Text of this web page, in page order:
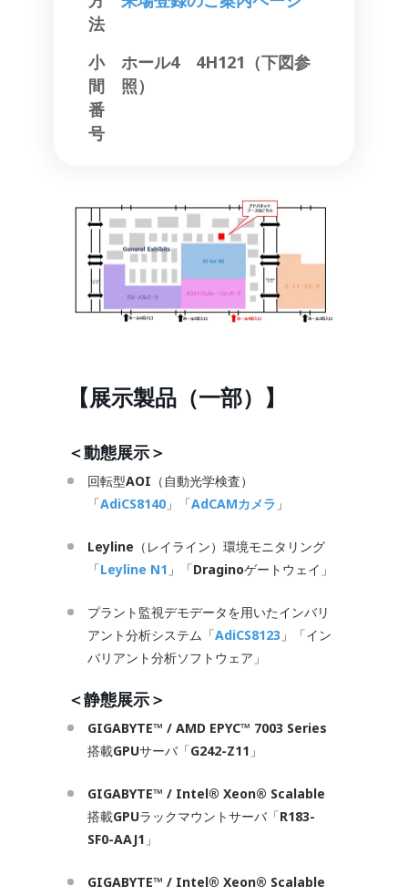
法
小
間
番
号
ホール4 4H121（下図参
照）
【展示製品（一部）】
＜動態展示＞
回転型AOI （自動光学検査）
「AdiCS8140 」「AdCAMカメラ 」
Leyline （レイライン）環境モニタリング
「Leyline N1 」「Draginoゲートウェイ」
プラント監視デモデータを用いたインバリ
アント分析システム「AdiCS8123 」「イン
バリアント分析ソフトウェア」
＜静態展示＞
GIGABYTE™ / AMD EPYC™ 7003 Series
搭載GPUサーバ「G242-Z11 」
GIGABYTE™ / Intel® Xeon® Scalable
搭載GPUラックマウントサーバ「R183-
SF0-AAJ1 」
GIGABYTE™ / Intel® Xeon® Scalable